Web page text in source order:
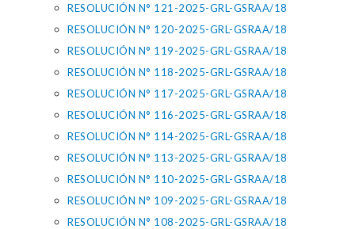
RESOLUCIÓN N° 121-2025-GRL-GSRAA/18
RESOLUCIÓN N° 120-2025-GRL-GSRAA/18
RESOLUCIÓN N° 119-2025-GRL-GSRAA/18
RESOLUCIÓN N° 118-2025-GRL-GSRAA/18
RESOLUCIÓN N° 117-2025-GRL-GSRAA/18
RESOLUCIÓN N° 116-2025-GRL-GSRAA/18
RESOLUCIÓN N° 114-2025-GRL-GSRAA/18
RESOLUCIÓN N° 113-2025-GRL-GSRAA/18
RESOLUCIÓN N° 110-2025-GRL-GSRAA/18
RESOLUCIÓN N° 109-2025-GRL-GSRAA/18
RESOLUCIÓN N° 108-2025-GRL-GSRAA/18